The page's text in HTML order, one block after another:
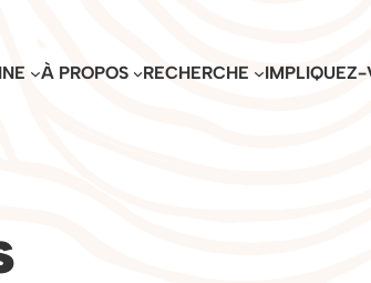
À PROPOS RECHERCHE IMPLIQUEZ-